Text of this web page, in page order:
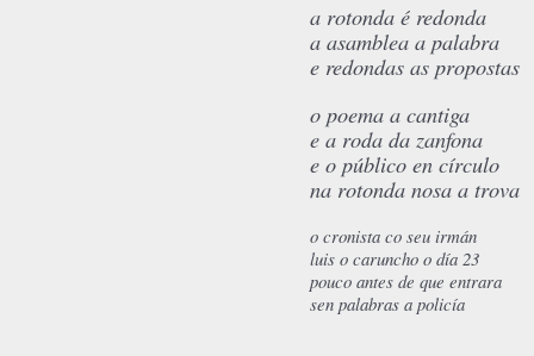
a rotonda é redonda
a asamblea a palabra
e redondas as propostas
o poema a cantiga
e a roda da zanfona
e o público en círculo
na rotonda nosa a trova
o cronista co seu irmán
luis o caruncho o día 23
pouco antes de que entrara
sen palabras a policía